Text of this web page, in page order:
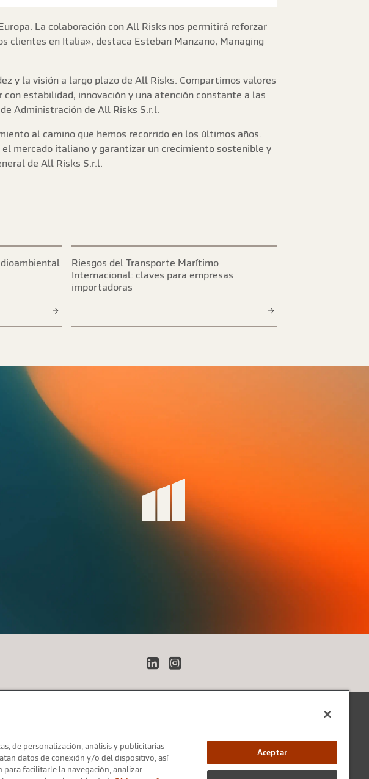
La colaboración con All Risks nos permitirá reforzar
clientes en Italia», destaca Esteban Manzano, Managing
y la visión a largo plazo de All Risks. Compartimos valores
estabilidad, innovación y una atención constante a las
Administración de All Risks S.r.l.
al camino que hemos recorrido en los últimos años.
mercado italiano y garantizar un crecimiento sostenible y
de All Risks S.r.l.
Riesgos del Transporte Marítimo
Internacional: claves para empresas
importadoras
LinkedInInstagram
de personalización, análisis y publicitarias
datos de conexión y/o del dispositivo, así
para facilitarle la navegación, analizar
Aceptar